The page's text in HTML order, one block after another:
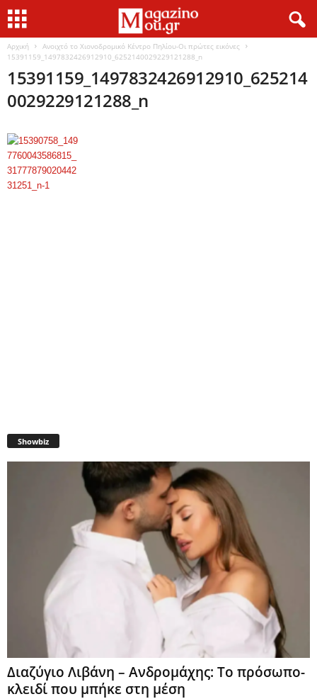
Αρχική
Ανοιχτό το Χιονοδρομικό Κέντρο Πηλίου-Οι πρώτες εικόνες
15391159_1497832426912910_6252140029229121288_n
15391159_1497832426912910_625214
0029229121288_n
Showbiz
Διαζύγιο Λιβάνη – Ανδρομάχης: Το πρόσωπο-
κλειδί που μπήκε στη μέση